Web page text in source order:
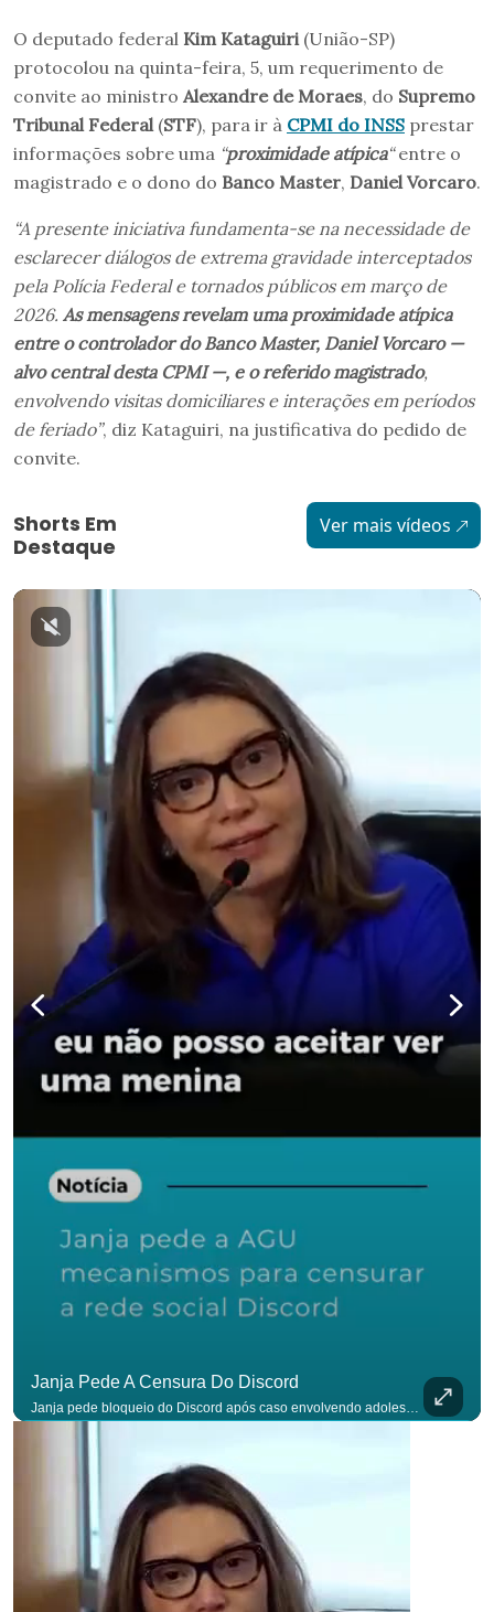
O deputado federal Kim Kataguiri (União-SP)
protocolou na quinta-feira, 5, um requerimento de
convite ao ministro Alexandre de Moraes, do Supremo
Tribunal Federal (STF), para ir à CPMI do INSS prestar
informações sobre uma “proximidade atípica“entre o
magistrado e o dono do Banco Master, Daniel Vorcaro.
“A presente iniciativa fundamenta-se na necessidade de
esclarecer diálogos de extrema gravidade interceptados
pela Polícia Federal e tornados públicos em março de
2026. As mensagens revelam uma proximidade atípica
entre o controlador do Banco Master, Daniel Vorcaro —
alvo central desta CPMI —, e o referido magistrado,
envolvendo visitas domiciliares e interações em períodos
de feriado”, diz Kataguiri, na justificativa do pedido de
convite.
Shorts Em
Destaque
Ver mais vídeos
Janja Pede A Censura Do Discord